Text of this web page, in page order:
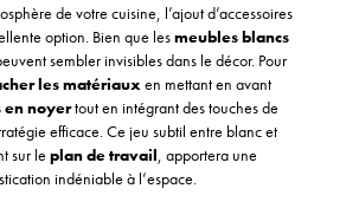
de votre cuisine, l’ajout d’accessoires
option. Bien que lesmeubles blancs
sembler invisibles dans le décor. Pour
les matériauxen mettant en avant
en noyertout en intégrant des touches de
efficace. Ce jeu subtil entre blanc et
sur leplan de travail, apportera une
indéniable à l’espace.